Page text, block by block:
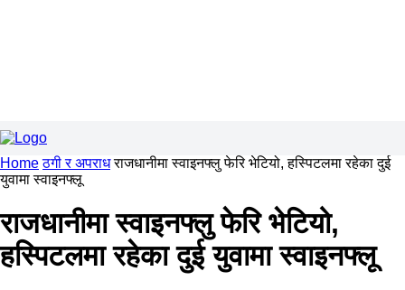
Home ठगी र अपराध राजधानीमा स्वाइनफ्लु फेरि भेटियो, हस्पिटलमा रहेका दुई
युवामा स्वाइनफ्लू
राजधानीमा स्वाइनफ्लु फेरि भेटियो,
हस्पिटलमा रहेका दुई युवामा स्वाइनफ्लू